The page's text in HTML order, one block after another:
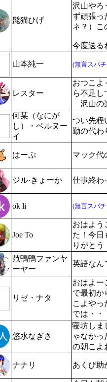
髭猫ひげ
沢山や
ず頑張っ
ネ？）こ
今度送る
山本純一 (無言スパ
レスター
おつこ
ら不足し
沢山の
何某（なにが
し）・ベルヌー
イ
つい先程
勤の代わ
はーぷ マック代
ジル·きょーか 仕事終わ
ok li
(無言スパ
Joe To
おはよう
た！今日
りがと
范鴨鴨ファンヤ
ーヤー
英語なん
リゼ・ナタ
おはよー
で最初か
こよやっ
では・・
悠水なぎさ
寝坊しま
ゃなか
の朝こよ
ナナリ あくび助